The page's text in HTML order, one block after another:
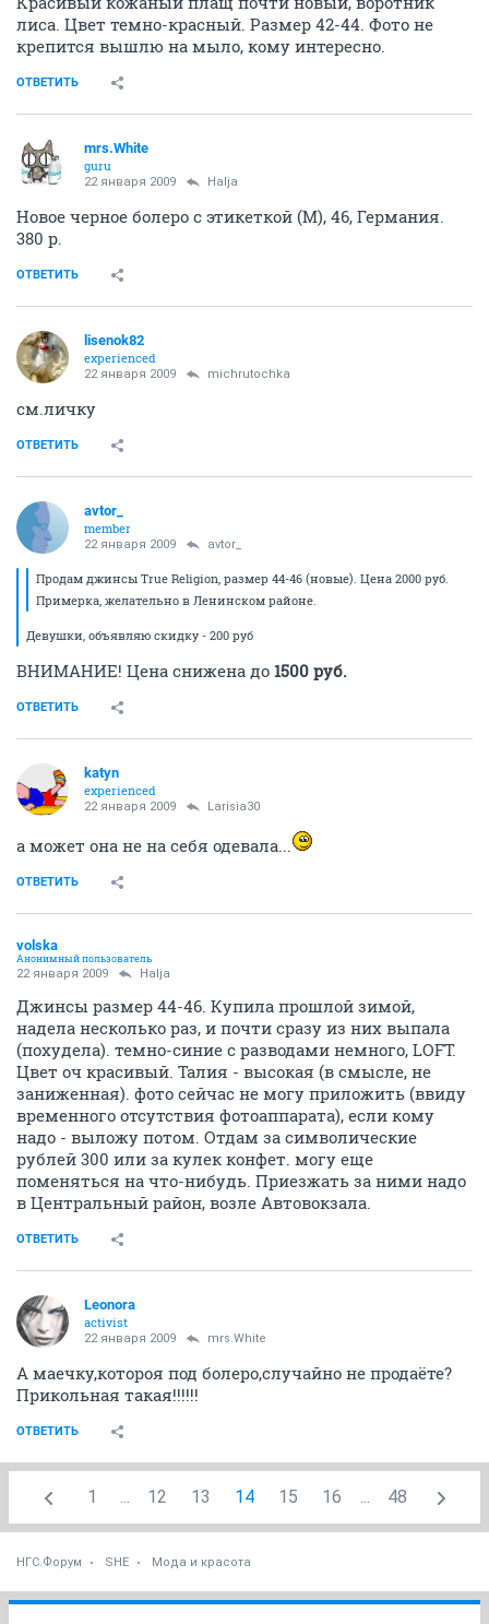
лиса. Цвет темно-красный. Размер 42-44. Фото не
крепится вышлю на мыло, кому интересно.
ОТВЕТИТЬ
mrs.White
guru
22 января 2009 Halja
Новое черное болеро с этикеткой (М), 46, Германия.
380 р.
ОТВЕТИТЬ
lisenok82
experienced
22 января 2009 michrutochka
см.личку
ОТВЕТИТЬ
avtor_
member
22 января 2009 avtor_
Продам джинсы True Religion, размер 44-46 (новые). Цена 2000 руб.
Примерка, желательно в Ленинском районе.
Девушки, объявляю скидку - 200 руб
ВНИМАНИЕ! Цена снижена до 1500 руб.
ОТВЕТИТЬ
katyn
experienced
22 января 2009 Larisia30
а может она не на себя одевала...
ОТВЕТИТЬ
volska
Анонимный пользователь
22 января 2009 Halja
Джинсы размер 44-46. Купила прошлой зимой,
надела несколько раз, и почти сразу из них выпала
(похудела). темно-синие с разводами немного, LOFT.
Цвет оч красивый. Талия - высокая (в смысле, не
заниженная). фото сейчас не могу приложить (ввиду
временного отсутствия фотоаппарата), если кому
надо - выложу потом. Отдам за символические
рублей 300 или за кулек конфет. могу еще
поменяться на что-нибудь. Приезжать за ними надо
в Центральный район, возле Автовокзала.
ОТВЕТИТЬ
Leonora
activist
22 января 2009 mrs.White
А маечку,котороя под болеро,случайно не продаёте?
Прикольная такая!!!!!!
ОТВЕТИТЬ
1 ... 12 13 14 15 16 ... 48
НГС.Форум SHE Мода и красота